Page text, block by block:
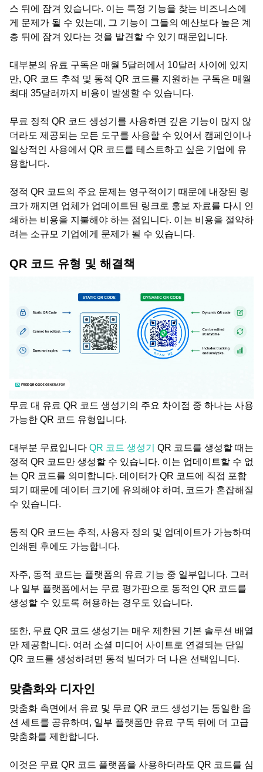
스 뒤에 잠겨 있습니다. 이는 특정 기능을 찾는 비즈니스에
게 문제가 될 수 있는데, 그 기능이 그들의 예산보다 높은 계
층 뒤에 잠겨 있다는 것을 발견할 수 있기 때문입니다.
대부분의 유료 구독은 매월 5달러에서 10달러 사이에 있지
만, QR 코드 추적 및 동적 QR 코드를 지원하는 구독은 매월
최대 35달러까지 비용이 발생할 수 있습니다.
무료 정적 QR 코드 생성기를 사용하면 깊은 기능이 많지 않
더라도 제공되는 모든 도구를 사용할 수 있어서 캠페인이나
일상적인 사용에서 QR 코드를 테스트하고 싶은 기업에 유
용합니다.
정적 QR 코드의 주요 문제는 영구적이기 때문에 내장된 링
크가 깨지면 업체가 업데이트된 링크로 홍보 자료를 다시 인
쇄하는 비용을 지불해야 하는 점입니다. 이는 비용을 절약하
려는 소규모 기업에게 문제가 될 수 있습니다.
QR 코드 유형 및 해결책
무료 대 유료 QR 코드 생성기의 주요 차이점 중 하나는 사용
가능한 QR 코드 유형입니다.
대부분 무료입니다 QR 코드 생성기
QR 코드를 생성할 때는
정적 QR 코드만 생성할 수 있습니다. 이는 업데이트할 수 없
는 QR 코드를 의미합니다. 데이터가 QR 코드에 직접 포함
되기 때문에 데이터 크기에 유의해야 하며, 코드가 혼잡해질
수 있습니다.
동적 QR 코드는 추적, 사용자 정의 및 업데이트가 가능하며
인쇄된 후에도 가능합니다.
자주, 동적 코드는 플랫폼의 유료 기능 중 일부입니다. 그러
나 일부 플랫폼에서는 무료 평가판으로 동적인 QR 코드를
생성할 수 있도록 허용하는 경우도 있습니다.
또한, 무료 QR 코드 생성기는 매우 제한된 기본 솔루션 배열
만 제공합니다. 여러 소셜 미디어 사이트로 연결되는 단일
QR 코드를 생성하려면 동적 빌더가 더 나은 선택입니다.
맞춤화와 디자인
맞춤화 측면에서 유료 및 무료 QR 코드 생성기는 동일한 옵
션 세트를 공유하며, 일부 플랫폼만 유료 구독 뒤에 더 고급
맞춤화를 제한합니다.
이것은 무료 QR 코드 플랫폼을 사용하더라도 QR 코드를 심